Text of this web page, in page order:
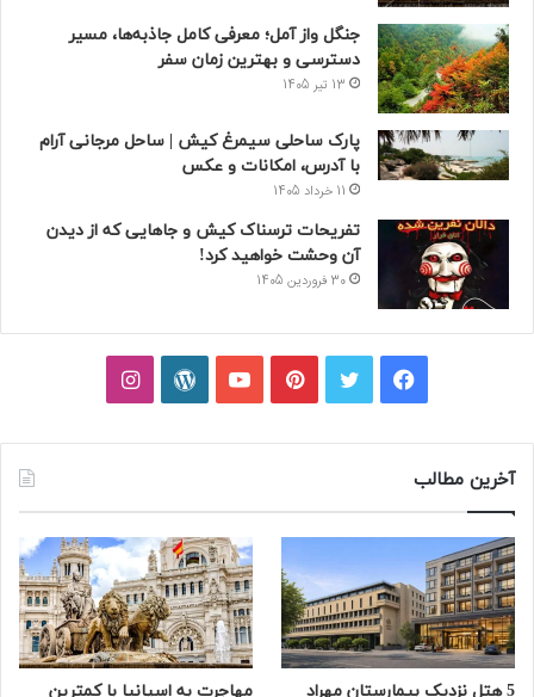
جنگل واز آمل؛ معرفی کامل جاذبه‌ها، مسیر
دسترسی و بهترین زمان سفر
13 تیر 1405
پارک ساحلی سیمرغ کیش | ساحل مرجانی آرام
با آدرس، امکانات و عکس
11 خرداد 1405
تفریحات ترسناک کیش و جاهایی که از دیدن
آن وحشت خواهید کرد!
30 فروردین 1405
فیسبوکتوییترپینتریستیوتیوبوردپرساینستاگرام
آخرین مطالب
5 هتل نزدیک بیمارستان مهراد
مهاجرت به اسپانیا با کمترین